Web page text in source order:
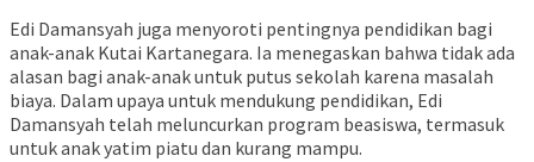
Edi Damansyah juga menyoroti pentingnya pendidikan bagi
anak-anak Kutai Kartanegara. Ia menegaskan bahwa tidak ada
alasan bagi anak-anak untuk putus sekolah karena masalah
biaya. Dalam upaya untuk mendukung pendidikan, Edi
Damansyah telah meluncurkan program beasiswa, termasuk
untuk anak yatim piatu dan kurang mampu.